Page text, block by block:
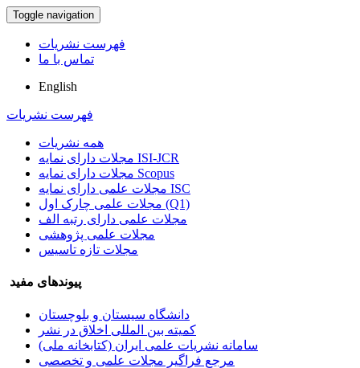
Toggle navigation
فهرست نشریات
تماس با ما
English
فهرست نشریات
همه نشریات
مجلات دارای نمایه ISI-JCR
مجلات دارای نمایه Scopus
مجلات علمی دارای نمایه ISC
مجلات علمی چارک اول (Q1)
مجلات علمی دارای رتبه الف
مجلات علمی پژوهشی
مجلات تازه تاسیس
پیوندهای مفید
دانشگاه سیستان و بلوچستان
کمیته بین المللی اخلاق در نشر
سامانه نشریات علمی ایران (کتابخانه ملی)
مرجع فراگیر مجلات علمی و تخصصی